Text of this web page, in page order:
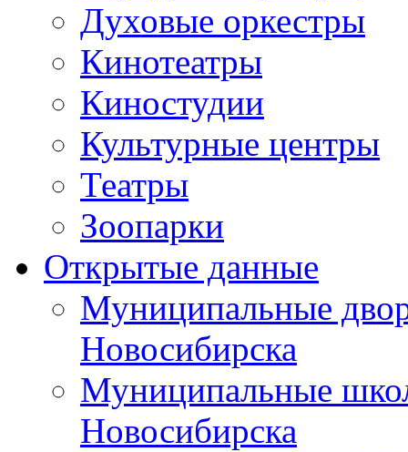
Духовые оркестры
Кинотеатры
Киностудии
Культурные центры
Театры
Зоопарки
Открытые данные
Муниципальные
Новосибирска
Муниципальные
Новосибирска